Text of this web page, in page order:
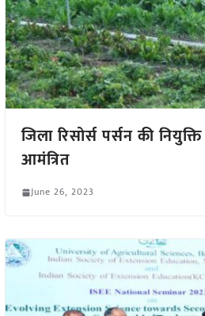
जिला रिसोर्स पर्सन की
आमंत्रित
June 26, 2023